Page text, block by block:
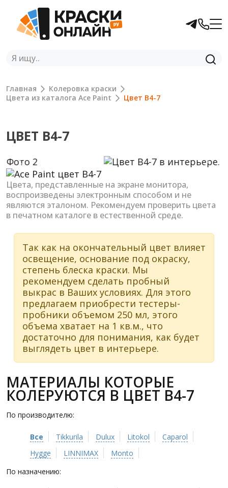
Главная
Колеровка краски
Цвета из каталога Ace Paint
Цвет B4-7
ЦВЕТ B4-7
Previous Next
Цвета, представленные на экране монитора,
воспроизведены электронным способом и не
являются эталоном. Рекомендуем проверить цвета
в печатном каталоге в естественной среде.
Так как на окончательный цвет влияет
освещение, основание под окраску,
степень блеска краски. Мы
рекомендуем сделать пробный
выкрас в Ваших условиях. Для этого
предлагаем приобрести тестеры-
пробники объемом 250 мл, этого
объема хватает на 1 кв.м., что
достаточно для понимания, как будет
выглядеть цвет в интерьере.
МАТЕРИАЛЫ КОТОРЫЕ
КОЛЕРУЮТСЯ В ЦВЕТ B4-7
По производителю:
Все Tikkurila Dulux Litokol
Caparol
Hygge
LINNIMAX
Monto
По назначению: